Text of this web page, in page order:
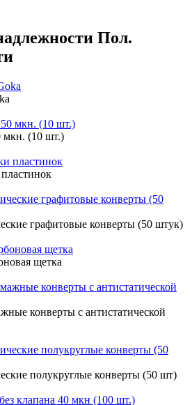
Пол.
(10 шт.)
графитовые конверты (50 штук)
щетка
конверты с антистатической
полукруглые конверты (50 шт)